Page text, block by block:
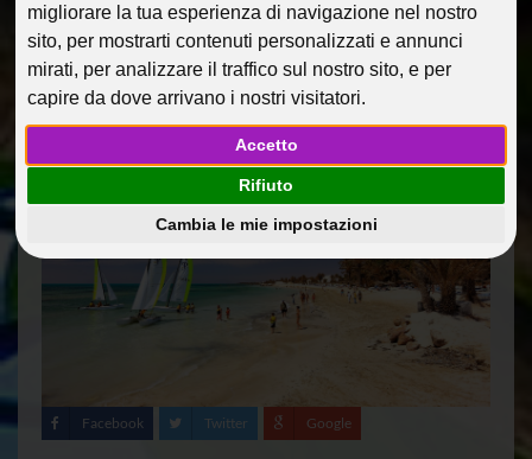
migliorare la tua esperienza di navigazione nel nostro
sito, per mostrarti contenuti personalizzati e annunci
mirati, per analizzare il traffico sul nostro sito, e per
capire da dove arrivano i nostri visitatori.
Accetto
Rifiuto
Cambia le mie impostazioni
DJERBA PER SINGLE
30 Apr 2013 Guide Di Viaggio AlessandraC
Facebook Twitter Google